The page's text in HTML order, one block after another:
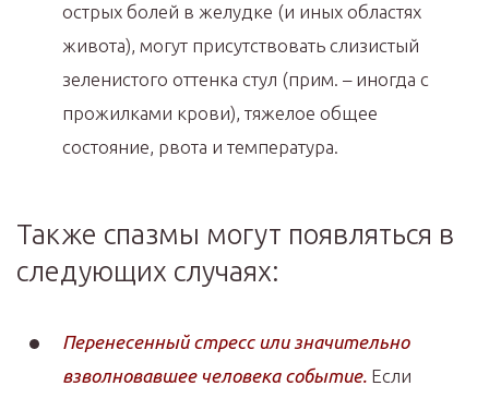
острых болей в желудке (и иных областях
живота), могут присутствовать слизистый
зеленистого оттенка стул (прим. – иногда с
прожилками крови), тяжелое общее
состояние, рвота и температура.
Также спазмы могут появляться в
следующих случаях:
Перенесенный стресс или значительно
взволновавшее человека событие. Если